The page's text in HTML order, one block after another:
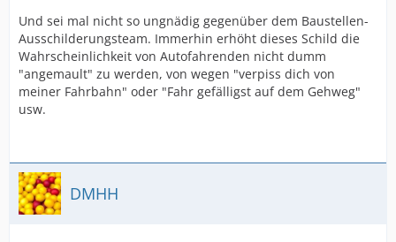
Und sei mal nicht so ungnädig gegenüber dem Baustellen-
Ausschilderungsteam. Immerhin erhöht dieses Schild die
Wahrscheinlichkeit von Autofahrenden nicht dumm
"angemault" zu werden, von wegen "verpiss dich von
meiner Fahrbahn" oder "Fahr gefälligst auf dem Gehweg"
usw.
DMHH